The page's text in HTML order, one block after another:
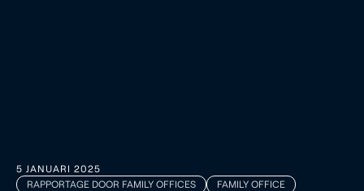
5 JANUARI 2025
RAPPORTAGE DOOR FAMILY OFFICES
FAMILY OFFICE